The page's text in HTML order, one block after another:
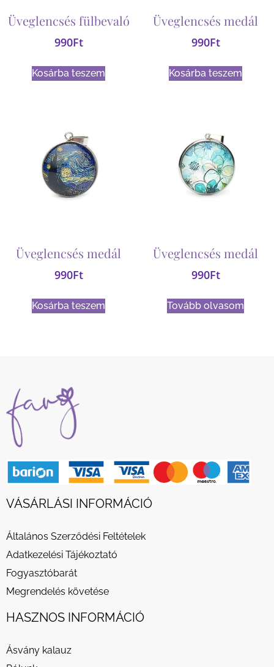
Üveglencsés fülbevaló
990Ft
Kosárba teszem
Üveglencsés medál
990Ft
Kosárba teszem
Üveglencsés medál
990Ft
Kosárba teszem
Üveglencsés medál
990Ft
Tovább olvasom
VÁSÁRLÁSI INFORMÁCIÓ
Általános Szerződési Feltételek
Adatkezelési Tájékoztató
Fogyasztóbarát
Megrendelés követése
HASZNOS INFORMÁCIÓ
Ásvány kalauz